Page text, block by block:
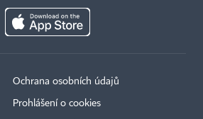
Ochrana osobních údajů
Prohlášení o cookies